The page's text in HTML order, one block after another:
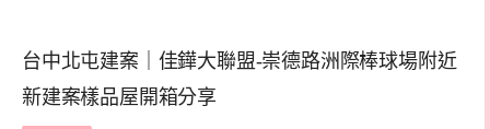
台中北屯建案｜佳鏵大聯盟-崇德路洲際棒球場附近
新建案樣品屋開箱分享